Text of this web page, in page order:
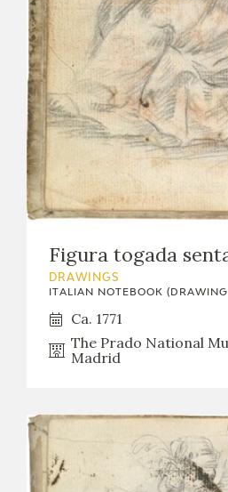
Figura togada
DRAWINGS
ITALIAN NOTEBOOK
Ca. 1771
The Prado National
Madrid